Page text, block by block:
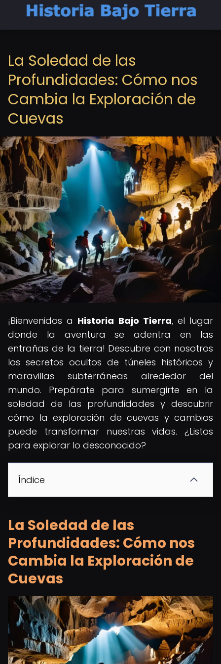
La Soledad de las
Profundidades: Cómo nos
Cambia la Exploración de
Cuevas
¡Bienvenidos a Historia Bajo Tierra, el lugar
donde la aventura se adentra en las
entrañas de la tierra! Descubre con nosotros
los secretos ocultos de túneles históricos y
maravillas subterráneas alrededor del
mundo. Prepárate para sumergirte en la
soledad de las profundidades y descubrir
cómo la exploración de cuevas y cambios
puede transformar nuestras vidas. ¿Listos
para explorar lo desconocido?
Índice
La Soledad de las
Profundidades: Cómo nos
Cambia la Exploración de
Cuevas